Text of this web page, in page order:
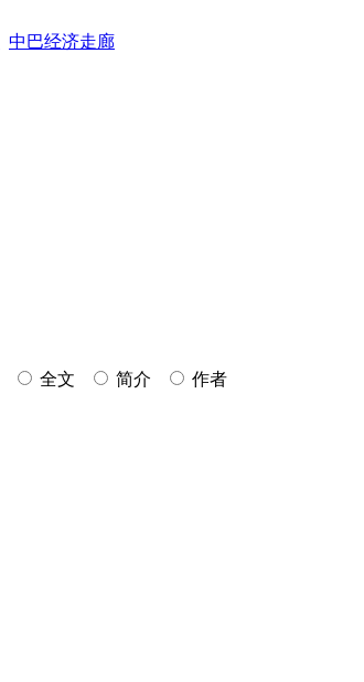
中巴经济走廊
全文 简介
作者